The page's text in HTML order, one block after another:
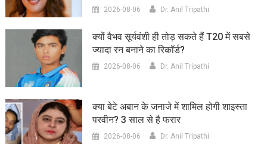
2026-08-06 Dr. Anil Tripathi
क्यों वैभव सूर्यवंशी ही तोड़ सकते हैं T20 में सबसे
ज्यादा रन बनाने का रिकॉर्ड?
2026-08-06 Dr. Anil Tripathi
क्या बेटे अबान के जनाजे में शामिल होगी शाइस्ता
परवीन? 3 साल से है फरार
2026-08-06 Dr. Anil Tripathi